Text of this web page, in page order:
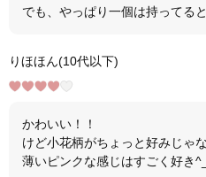
でも、やっぱり一個は持ってる
りほほん(10代以下)
かわいい！！
けど小花柄がちょっと好みじゃ
薄いピンクな感じはすごく好き